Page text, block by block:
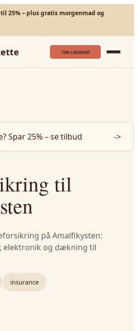
25% – plus gratis morgenmad og
TJEK LEDIGHED
Spar 25% – se tilbud ->
til
på Amalfikysten:
elektronik og dækning til
insurance